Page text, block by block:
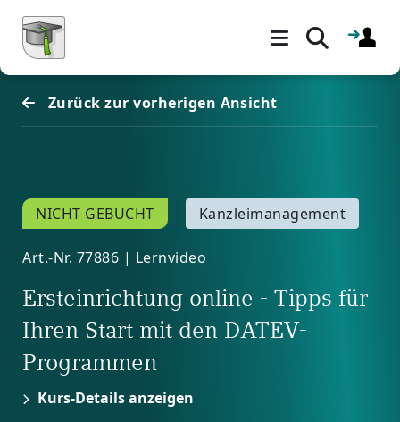
Blöcke
Zurück zur vorherigen Ansicht
NICHT GEBUCHT Kanzleimanagement
Art.-Nr. 77886 | Lernvideo
Ersteinrichtung online - Tipps für
Ihren Start mit den DATEV-
Programmen
Kurs-Details anzeigen